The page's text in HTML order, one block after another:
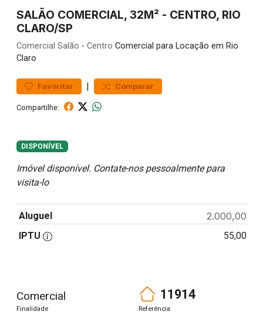
SALÃO COMERCIAL, 32M² - CENTRO, RIO
CLARO/SP
Comercial Salão - Centro Comercial para Locação em Rio
Claro
Favoritar | Comparar
Compartilhe:
DISPONÍVEL
Imóvel disponível. Contate-nos pessoalmente para
visita-lo
Aluguel 2.000,00
IPTU 55,00
Comercial
Finalidade
11914
Referência